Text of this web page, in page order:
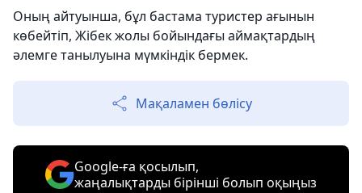
Оның айтуынша, бұл бастама туристер ағынын
көбейтіп, Жібек жолы бойындағы аймақтардың
әлемге танылуына мүмкіндік бермек.
Мақаламен бөлісу
Google-ға қосылып,
жаңалықтарды бірінші болып оқыңыз